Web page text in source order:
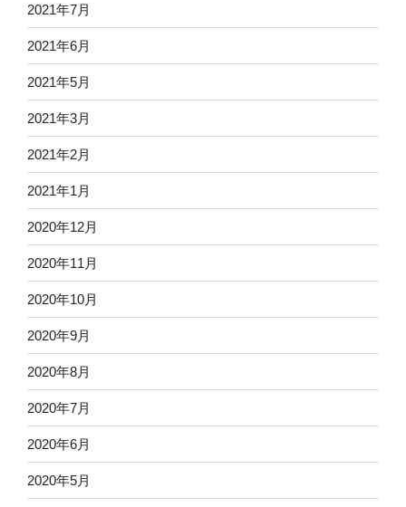
2021年7月
2021年6月
2021年5月
2021年3月
2021年2月
2021年1月
2020年12月
2020年11月
2020年10月
2020年9月
2020年8月
2020年7月
2020年6月
2020年5月